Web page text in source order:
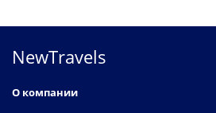
NewTravels
О компании